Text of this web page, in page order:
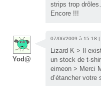
strips trop
Encore !!!
Yod@
07/06/2009 à 15:18 |
Lizard K > Il
un stock de t-
eimeon > Merci
d’étancher votre